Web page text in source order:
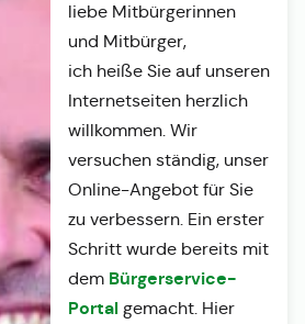
liebe Mitbürgerinnen
und Mitbürger,
ich heiße Sie auf unseren
Internetseiten herzlich
willkommen. Wir
versuchen ständig, unser
Online-Angebot für Sie
zu verbessern. Ein erster
Schritt wurde bereits mit
dem Bürgerservice-
Portalgemacht. Hier